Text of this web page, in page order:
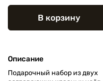
В корзину
Описание
Подарочный набор из двух